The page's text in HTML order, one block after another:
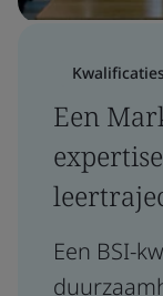
Kwalificaties
Een
Een BSI-